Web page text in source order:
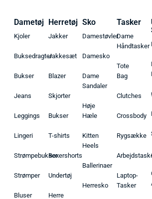
Dametøj
Kjoler
Buksedragter
Bukser
Jeans
Leggings
Lingeri
Strømpebukser
Strømper
Bluser
Herretøj
Jakker
Jakkesæt
Blazer
Skjorter
Bukser
T-shirts
Boxershorts
Undertøj
Herre
Sko
Damestøvler
Damesko
Dame
Sandaler
Høje
Hæle
Kitten
Heels
Ballerinaer
Herresko
Tasker
Dame
Håndtasker
Tote
Bag
Clutches
Crossbody
Rygsække
Laptop-
Tasker